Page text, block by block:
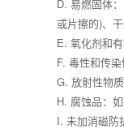
D. 易燃固体
或片擦的)、
E. 氧化剂和
F. 毒性和传
G. 放射性物
H. 腐蚀品：
I. 未加消磁防